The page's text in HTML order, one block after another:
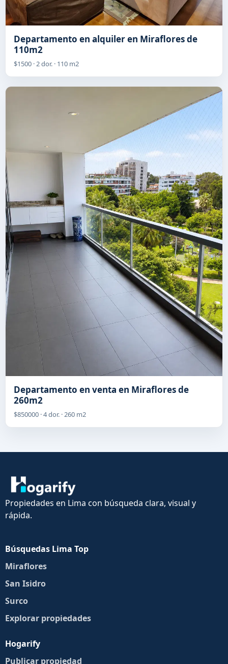
Departamento en alquiler en Miraflores de
110m2
$1500 · 2 dor. · 110 m2
Departamento en venta en Miraflores de
260m2
$850000 · 4 dor. · 260 m2
Propiedades en Lima con búsqueda clara, visual y
rápida.
Búsquedas Lima Top
Miraflores
San Isidro
Surco
Explorar propiedades
Hogarify
Publicar propiedad